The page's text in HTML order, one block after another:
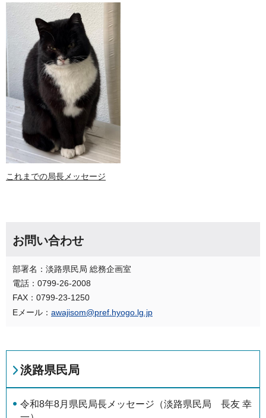
これまでの局長メッセージ
お問い合わせ
部署名：淡路県民局 総務企画室
電話：0799-26-2008
FAX：0799-23-1250
Eメール： awajisom@pref.hyogo.lg.jp
淡路県民局
令和8年8月県民局長メッセージ（淡路県民局 長友 幸